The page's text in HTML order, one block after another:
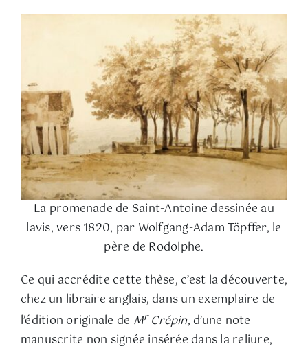
La promenade de Saint-Antoine dessinée au
lavis, vers 1820, par Wolfgang-Adam Töpffer, le
père de Rodolphe.
Ce qui accrédite cette thèse, c’est la découverte,
chez un libraire anglais, dans un exemplaire de
l’édition originale de MrCrépin, d’une note
manuscrite non signée insérée dans la reliure,